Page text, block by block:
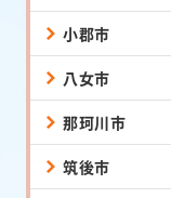
小郡市
八女市
那珂川市
筑後市